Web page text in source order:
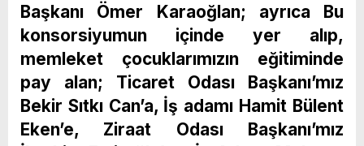
Başkanı Ömer Karaoğlan; ayrıca Bu
konsorsiyumun içinde yer alıp,
memleket çocuklarımızın eğitiminde
pay alan; Ticaret Odası Başkanı’mız
Bekir Sıtkı Can’a, İş adamı Hamit Bülent
Eken’e, Ziraat Odası Başkanı’mız